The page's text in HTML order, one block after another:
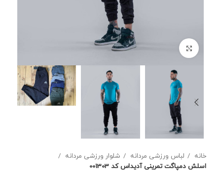
برای بزرگنمایی کلیک کنید
خانه لباس ورزشی مردانه
شلوار ورزشی مردانه
اسلش دمپاگت تمرینی آدیداس کد 001303